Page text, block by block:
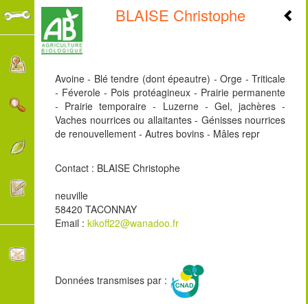
BLAISE Christophe
Avoine - Blé tendre (dont épeautre) - Orge - Triticale
- Féverole - Pois protéagineux - Prairie permanente
- Prairie temporaire - Luzerne - Gel, jachères -
Vaches nourrices ou allaitantes - Génisses nourrices
de renouvellement - Autres bovins - Mâles repr
Contact : BLAISE Christophe
neuville
58420 TACONNAY
Email : kikoff22@wanadoo.fr
Données transmises par :
+